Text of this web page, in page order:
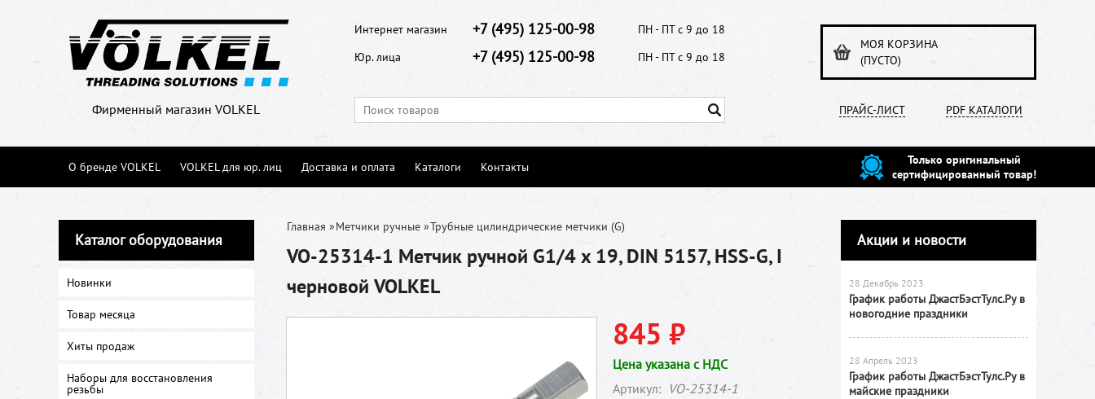
Фирменный магазин VOLKEL
Интернет магазин +7 (495) 125-00-98
ПН - ПТ с 9 до 18
Юр. лица
+7 (495) 125-00-98 ПН - ПТ с 9 до 18
МОЯ КОРЗИНА
(ПУСТО)
ПРАЙС-ЛИСТ PDF КАТАЛОГИ
О бренде VOLKEL VOLKEL для юр. лиц Доставка и оплата Каталоги Контакты
Только оригинальный
сертифицированный товар!
Каталог оборудования
Новинки
Товар месяца
Хиты продаж
Наборы для восстановления
резьбы
Главная »Метчики ручные »Трубные цилиндрические метчики (G)
VO-25314-1 Метчик ручной G1/4 x 19, DIN 5157, HSS-G, I
черновой VOLKEL
845 ₽
Цена указана с НДС
Артикул: VO-25314-1
Акции и новости
28 Декабрь 2023
График работы ДжастБэстТулс.Ру в
новогодние праздники
28 Апрель 2023
График работы ДжастБэстТулс.Ру в
майские праздники